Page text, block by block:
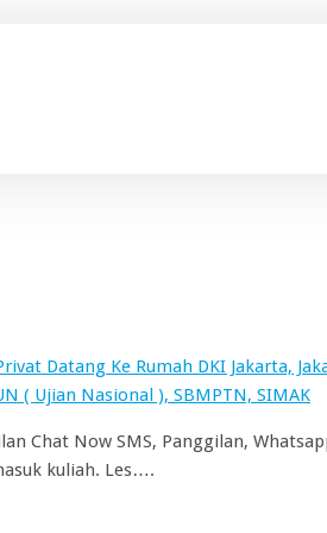
Datang Ke Rumah DKI Jakarta,
( Ujian Nasional ), SBMPTN, SIMAK
Chat Now SMS, Panggilan,
kuliah. Les….